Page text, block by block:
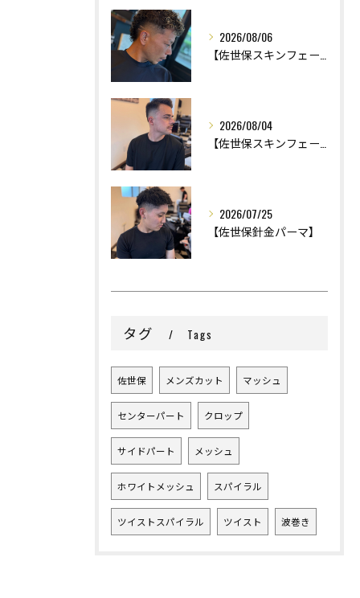
2026/08/06
2026/08/04
2026/07/25
【佐世保針金パーマ】
タグ Tags
佐世保 メンズカット マッシュ
センターパート クロップ
サイドパート メッシュ
ホワイトメッシュ スパイラル
ツイストスパイラル ツイスト 波巻き